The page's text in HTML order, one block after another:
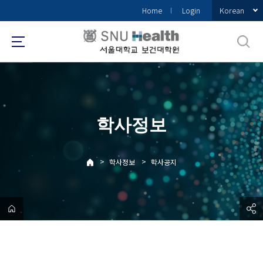
로
메
Home Login Korean
학사정보
> 학사정보 > 학사공지